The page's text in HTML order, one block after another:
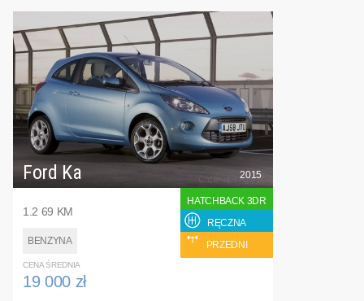
Ford Ka
1.2 69 KM
BENZYNA
2015
HATCHBACK 3DR
RĘCZNA
PRZEDNI
CENA ŚREDNIA
19 000 zł